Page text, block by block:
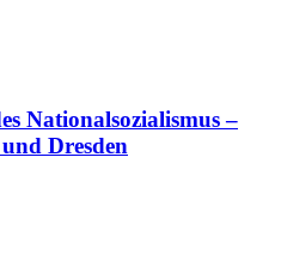
Nationalsozialismus –
Dresden